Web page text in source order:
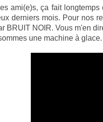
ami(e)s, ça fait
derniers mois. Pour nos
BRUIT NOIR. Vous m'en
une machine à glace.